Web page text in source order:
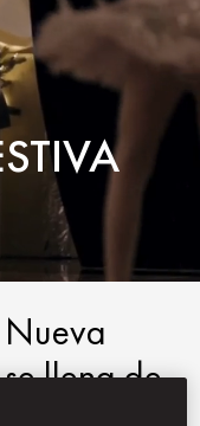
llena de